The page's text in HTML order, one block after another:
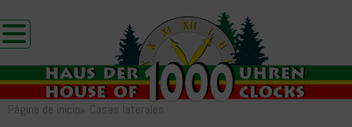
Página de inicio» Casas laterales